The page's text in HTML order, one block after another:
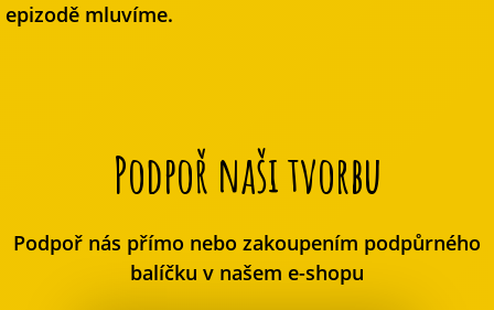
epizodě mluvíme.
Podpoř naši tvorbu
Podpoř nás přímo nebo zakoupením podpůrného
balíčku v našem e-shopu